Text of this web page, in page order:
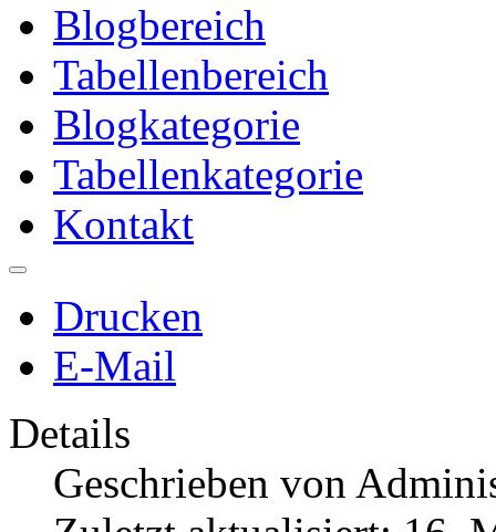
Blogbereich
Tabellenbereich
Blogkategorie
Tabellenkategorie
Kontakt
Drucken
E-Mail
Details
Geschrieben von